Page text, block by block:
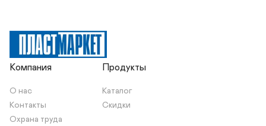
Компания
О нас
Контакты
Охрана труда
Продукты
Каталог
Скидки